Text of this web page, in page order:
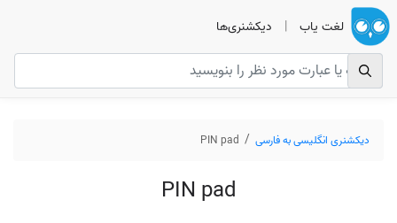
لغت یاب | دیکشنری‌ها
دیکشنری انگلیسی به فارسی PIN pad
PIN pad